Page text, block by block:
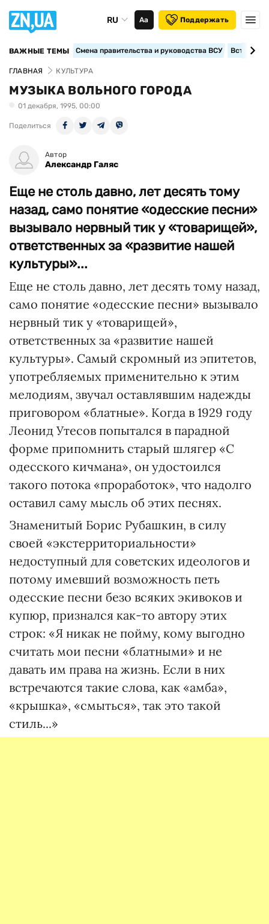
RU Аа Поддержать
ВАЖНЫЕ ТЕМЫ Смена правительства и руководства ВСУ
ГЛАВНАЯ КУЛЬТУРА
МУЗЫКА ВОЛЬНОГО ГОРОДА
01 декабря, 1995, 00:00
Поделиться
Автор
Александр Галяс
Еще не столь давно, лет десять тому
назад, само понятие «одесские песни»
вызывало нервный тик у «товарищей»,
ответственных за «развитие нашей
культуры»...
Еще не столь давно, лет десять тому назад,
само понятие «одесские песни» вызывало
нервный тик у «товарищей»,
ответственных за «развитие нашей
культуры». Самый скромный из эпитетов,
употребляемых применительно к этим
мелодиям, звучал оставлявшим надежды
приговором «блатные». Когда в 1929 году
Леонид Утесов попытался в парадной
форме припомнить старый шлягер «С
одесского кичмана», он удостоился
такого потока «проработок», что надолго
оставил саму мысль об этих песнях.
Знаменитый Борис Рубашкин, в силу
своей «экстерриториальности»
недоступный для советских идеологов и
потому имевший возможность петь
одесские песни безо всяких экивоков и
купюр, признался как-то автору этих
строк: «Я никак не пойму, кому выгодно
считать мои песни «блатными» и не
давать им права на жизнь. Если в них
встречаются такие слова, как «амба»,
«крышка», «смыться», так это такой
стиль...»